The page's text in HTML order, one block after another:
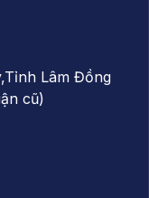
Lâm Đồng
cũ)